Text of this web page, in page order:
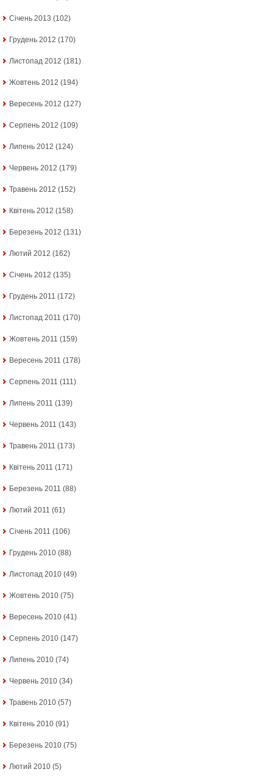
Січень 2013 (102)
Грудень 2012 (170)
Листопад 2012 (181)
Жовтень 2012 (194)
Вересень 2012 (127)
Серпень 2012 (109)
Липень 2012 (124)
Червень 2012 (179)
Травень 2012 (152)
Квітень 2012 (158)
Березень 2012 (131)
Лютий 2012 (162)
Січень 2012 (135)
Грудень 2011 (172)
Листопад 2011 (170)
Жовтень 2011 (159)
Вересень 2011 (178)
Серпень 2011 (111)
Липень 2011 (139)
Червень 2011 (143)
Травень 2011 (173)
Квітень 2011 (171)
Березень 2011 (88)
Лютий 2011 (61)
Січень 2011 (106)
Грудень 2010 (88)
Листопад 2010 (49)
Жовтень 2010 (75)
Вересень 2010 (41)
Серпень 2010 (147)
Липень 2010 (74)
Червень 2010 (34)
Травень 2010 (57)
Квітень 2010 (91)
Березень 2010 (75)
Лютий 2010 (5)